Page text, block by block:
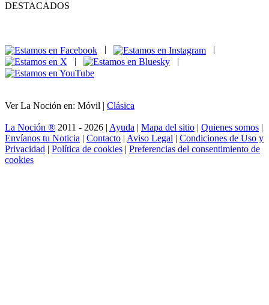
DESTACADOS
|
|
Ver La Noción en: Móvil | Clásica
La Noción ® 2011 - 2026 | Ayuda | Mapa del sitio | Quienes somos |
Envíanos tu Noticia | Contacto | Aviso Legal | Condiciones de Uso y
Privacidad | Política de cookies | Preferencias del consentimiento de
cookies